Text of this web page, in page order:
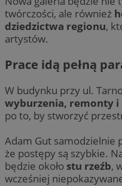
twórczości, ale również
dziedzictwa regionu,
artystów.
Prace idą pełną
W budynku przy ul.
wyburzenia, remonty i
po to, by stworzyć
Adam Gut samodzielnie
że postępy są szybkie.
będzie około stu rzeźb,
wcześniej